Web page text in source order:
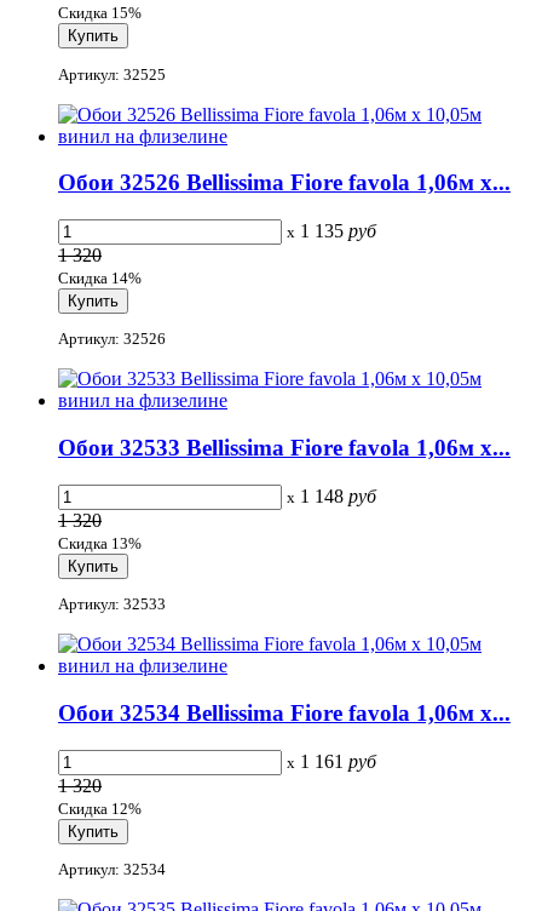
Скидка 15%
Артикул: 32525
Обои 32526 Bellissima Fiore favola 1,06м х...
x 1 135 руб
1 320
Скидка 14%
Артикул: 32526
Обои 32533 Bellissima Fiore favola 1,06м х...
x 1 148 руб
1 320
Скидка 13%
Артикул: 32533
Обои 32534 Bellissima Fiore favola 1,06м х...
x 1 161 руб
1 320
Скидка 12%
Артикул: 32534